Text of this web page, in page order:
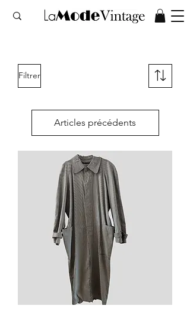
Filtrer
Articles précédents